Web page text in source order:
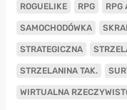
ROGUELIKE RPG RPG
SAMOCHODÓWKA
STRATEGICZNA
STRZELANINA TAK.
WIRTUALNA